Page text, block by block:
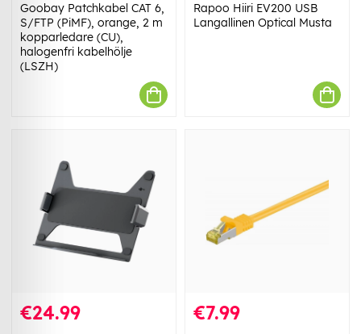
Goobay Patchkabel CAT 6,
S/FTP (PiMF), orange, 2 m
kopparledare (CU),
halogenfri kabelhölje
(LSZH)
Rapoo Hiiri EV200 USB
Langallinen Optical Musta
€24.99 €7.99